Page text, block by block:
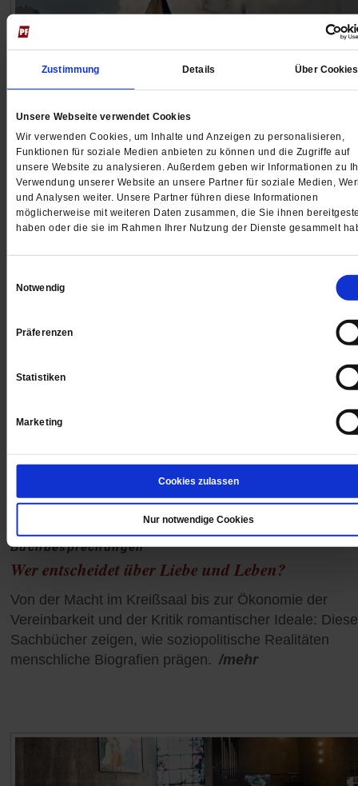
Zustimmung Details Über Cookies
Unsere Webseite verwendet Cookies
Wir verwenden Cookies, um Inhalte und Anzeigen zu personalisieren,
Funktionen für soziale Medien anbieten zu können und die Zugriffe auf
unsere Website zu analysieren. Außerdem geben wir Informationen zu
Verwendung unserer Website an unsere Partner für soziale Medien,
und Analysen weiter. Unsere Partner führen diese Informationen
möglicherweise mit weiteren Daten zusammen, die Sie ihnen
haben oder die sie im Rahmen Ihrer Nutzung der Dienste gesammelt
Notwendig
Präferenzen
Statistiken
Marketing
Cookies zulassen
Nur notwendige Cookies
Webinar
Kirchengeld raus aus fossiler Energie
In einem Webinar der Christians for Future kann man
lernen, Bistümer, Stiftungen oder Orden auf ihre
Geldanlagen hin anzusprechen. /mehr
Buchbesprechungen
Wer entscheidet über Liebe und Leben?
Von der Macht im Kreißsaal bis zur Ökonomie der
Vereinbarkeit und der Kritik romantischer Ideale: Diese
Sachbücher zeigen, wie soziopolitische Realitäten
menschliche Biografien prägen. /mehr